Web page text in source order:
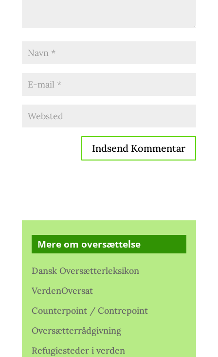
Mere om oversættelse
Dansk Oversætterleksikon
VerdenOversat
Counterpoint / Contrepoint
Oversætterrådgivning
Refugiesteder i verden